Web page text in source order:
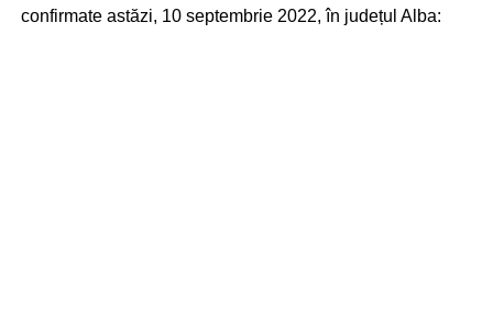
confirmate astăzi, 10 septembrie 2022, în județul Alba: